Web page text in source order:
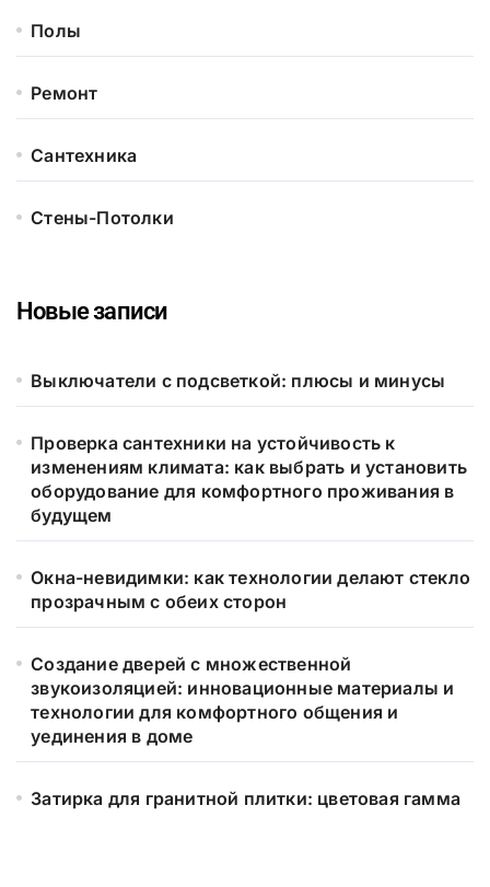
Полы
Ремонт
Сантехника
Стены-Потолки
Новые записи
Выключатели с подсветкой: плюсы и минусы
Проверка сантехники на устойчивость к
изменениям климата: как выбрать и установить
оборудование для комфортного проживания в
будущем
Окна-невидимки: как технологии делают стекло
прозрачным с обеих сторон
Создание дверей с множественной
звукоизоляцией: инновационные материалы и
технологии для комфортного общения и
уединения в доме
Затирка для гранитной плитки: цветовая гамма